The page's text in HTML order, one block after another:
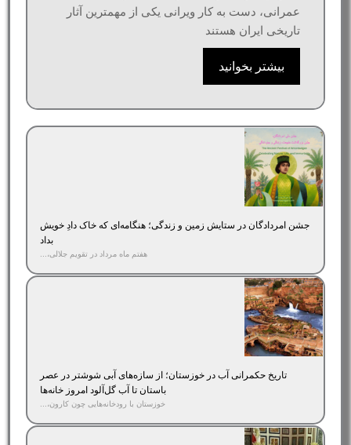
عمرانی، دست به کار ویرانی یکی از مهمترین آثار
تاریخی ایران هستند
بیشتر بخوانید
جشن امردادگان در ستایش زمین و زندگی؛ هنگامه‌ای که خاک دادِ خویش
بداد
هفتم ماه مرداد در تقویم جلالی،...
تاریخ حکمرانی آب در خوزستان؛ از سازه‌های آبی شوشتر در عصر
باستان تا آب گل‌آلود امروز خانه‌ها
خوزستان با رودخانه‌هایی چون کارون،...